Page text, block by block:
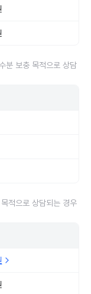
분 보충 목적으로 상담
적으로 상담되는 경우